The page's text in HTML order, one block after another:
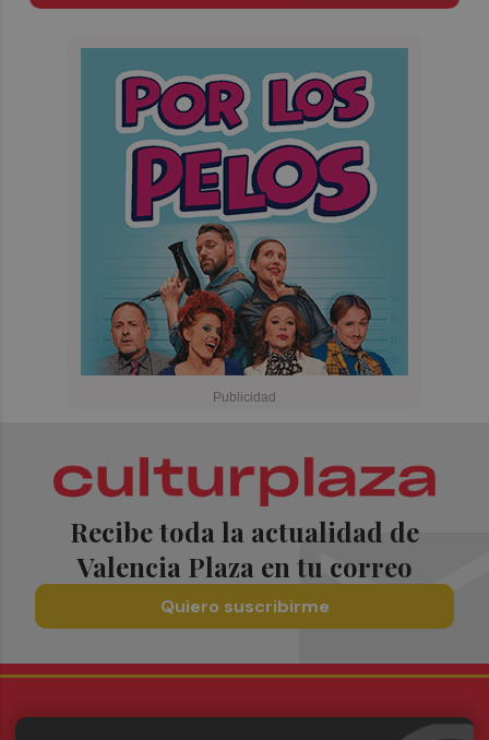
Recibe toda la actualidad de
Valencia Plaza en tu correo
Quiero suscribirme